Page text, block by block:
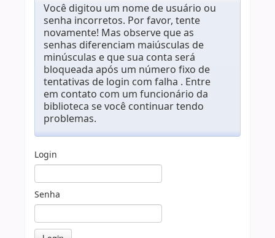
Você digitou um nome de usuário ou
senha incorretos. Por favor, tente
novamente! Mas observe que as
senhas diferenciam maiúsculas de
minúsculas e que sua conta será
bloqueada após um número fixo de
tentativas de login com falha . Entre
em contato com um funcionário da
biblioteca se você continuar tendo
problemas.
Login
Senha